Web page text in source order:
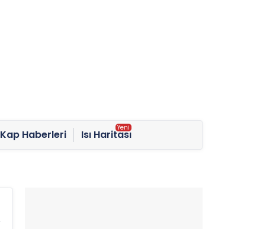
Kap Haberleri Isı Haritası